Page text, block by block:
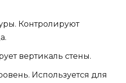
Контролируют
вертикаль стены.
Используется для